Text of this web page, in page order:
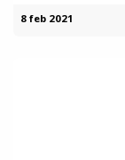
8 feb 2021